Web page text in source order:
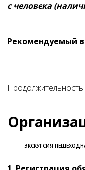
с человека
Рекомендуемый
Продолжительность
ЭКСКУРСИЯ